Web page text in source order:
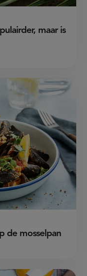
maar is
de mosselpan